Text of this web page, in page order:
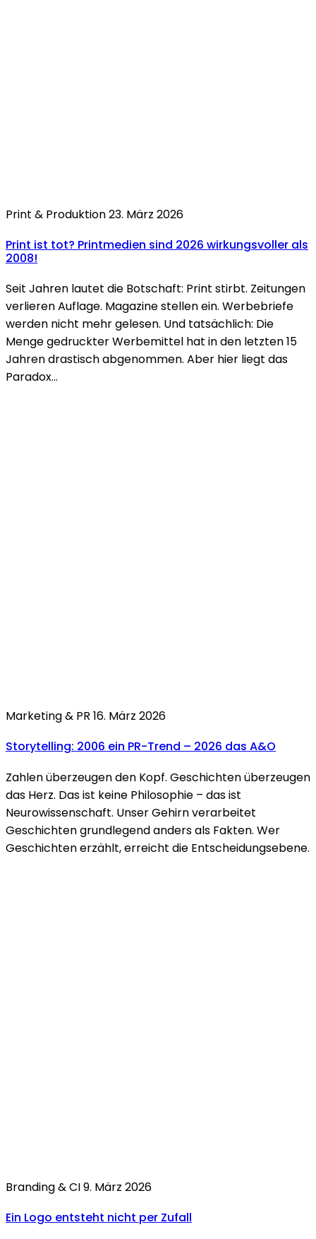
Print & Produktion23. März 2026
Print ist tot? Printmedien sind 2026 wirkungsvoller als
2008!
Seit Jahren lautet die Botschaft: Print stirbt. Zeitungen
verlieren Auflage. Magazine stellen ein. Werbebriefe
werden nicht mehr gelesen. Und tatsächlich: Die
Menge gedruckter Werbemittel hat in den letzten 15
Jahren drastisch abgenommen. Aber hier liegt das
Paradox…
Marketing & PR 16. März 2026
Storytelling: 2006 ein PR-Trend – 2026 das A&O
Zahlen überzeugen den Kopf. Geschichten überzeugen
das Herz. Das ist keine Philosophie – das ist
Neurowissenschaft. Unser Gehirn verarbeitet
Geschichten grundlegend anders als Fakten. Wer
Geschichten erzählt, erreicht die Entscheidungsebene.
Branding & CI9. März 2026
Ein Logo entsteht nicht per Zufall